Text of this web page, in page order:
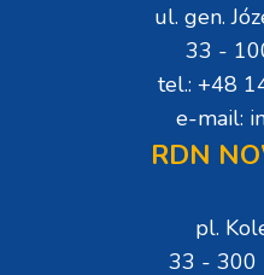
ul. gen.
33 -
tel.: +48
e-mail:
RDN
pl.
33 - 300